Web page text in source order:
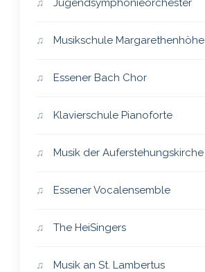
Jugendsymphonieorchester
Musikschule Margarethenhöhe
Essener Bach Chor
Klavierschule Pianoforte
Musik der Auferstehungskirche
Essener Vocalensemble
The HeiSingers
Musik an St. Lambertus